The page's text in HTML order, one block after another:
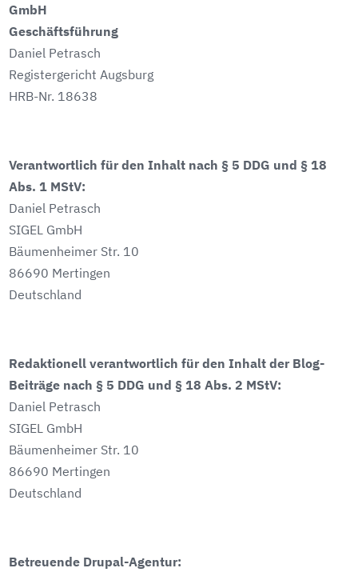
GmbH
Geschäftsführung
Daniel Petrasch
Registergericht Augsburg
HRB-Nr. 18638
Verantwortlich für den Inhalt nach § 5 DDG und § 18
Abs. 1 MStV:
Daniel Petrasch
SIGEL GmbH
Bäumenheimer Str. 10
86690 Mertingen
Deutschland
Redaktionell verantwortlich für den Inhalt der Blog-
Beiträge nach § 5 DDG und § 18 Abs. 2 MStV:
Daniel Petrasch
SIGEL GmbH
Bäumenheimer Str. 10
86690 Mertingen
Deutschland
Betreuende Drupal-Agentur: